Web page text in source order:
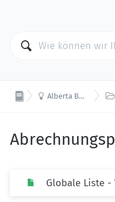
 Alberta Benutzerhandbuch 
Globale Liste -